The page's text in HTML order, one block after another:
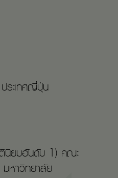
ระเทศญี่ปุ่น
นิยมอันดับ 1) คณะ
หาวิทยาลัย